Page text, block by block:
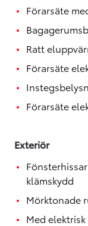
Förarsäte
Ratt
Förarsäte
Förarsäte
Exteriör
klämskydd
Mörktonade
Med